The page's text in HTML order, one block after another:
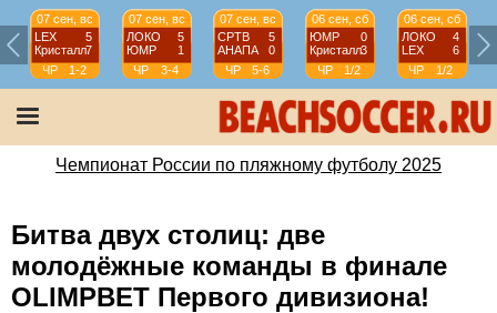
07 сен, вс
LEX
5
Кристалл7
ЧР
1-2
07 сен, вс
ЛОКО
5
ЮМР
1
ЧР
3-4
07 сен, вс
СРТВ
5
АНАПА
0
ЧР
5-6
06 сен, сб
ЮМР
0
Кристалл3
ЧР
1/2
06 сен, сб
ЛОКО
4
LEX
6
ЧР
1/2
Чемпионат России по пляжному футболу 2025
Битва двух столиц: две
молодёжные команды в финале
OLIMPBET Первого дивизиона!